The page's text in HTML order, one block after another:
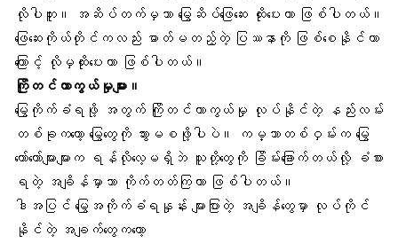
လိုပါဘူး။ အဆိပ်တက်မှသာ မြွေဆိပ်ဖြေဆေး ထိုးပေးတာ ဖြစ်ပါတယ်။
‌ဖြေဆေးကိုယ်တိုင်ကလည်း ဓာတ်မတည့်တဲ့ ပြဿနာကို ဖြစ်စေနိုင်တာ
ကြောင့် လိုမှထိုးပေးတာ ဖြစ်ပါတယ်။
ကြိုတင်ကာကွယ်မှုများ။
မြွေကိုက်ခံရဖို့ အတွက် ကြိုတင်ကာကွယ်မှု လုပ်နိုင်တဲ့ နည်းလမ်း
တစ်ခုကတော့ မြွေတွေကို သွားမစဖို့ပါပဲ။ ကမ္ဘာတစ်ဝှမ်းက မြွေ
တော်တော်များများက ရန်လိုလေ့မရှိဘဲ သူတို့တွေကို ခြိမ်းခြောက်တယ်လို့ ခံစား
ရတဲ့ အချိန်မှာသာ ကိုက်တတ်ကြတာ ဖြစ်ပါတယ်။
ဒါအပြင် မြွေအကိုက်ခံရနှုန်း များပြားတဲ့ အချိန်တွေမှာ လုပ်ကိုင်
နိုင်တဲ့ အချက်တွေကတော့